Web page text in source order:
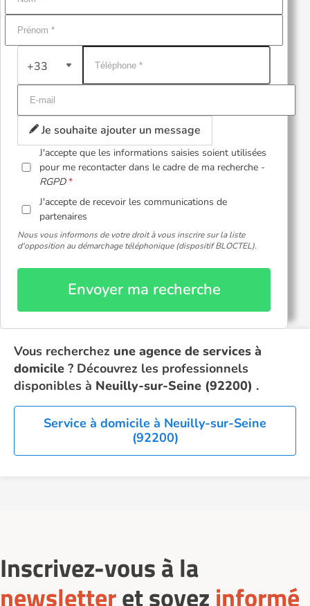
+33
Je souhaite ajouter un message
J'accepte que les informations saisies soient utilisées
pour me recontacter dans le cadre de ma recherche -
RGPD
J'accepte de recevoir les communications de
partenaires
Nous vous informons de votre droit à vous inscrire sur la liste
d'opposition au démarchage téléphonique (dispositif BLOCTEL).
Envoyer ma recherche
Vous recherchez une agence de services à
domicile ? Découvrez les professionnels
disponibles à Neuilly-sur-Seine (92200) .
Service à domicile à Neuilly-sur-Seine
(92200)
Inscrivez-vous à la
newsletteret soyez informé